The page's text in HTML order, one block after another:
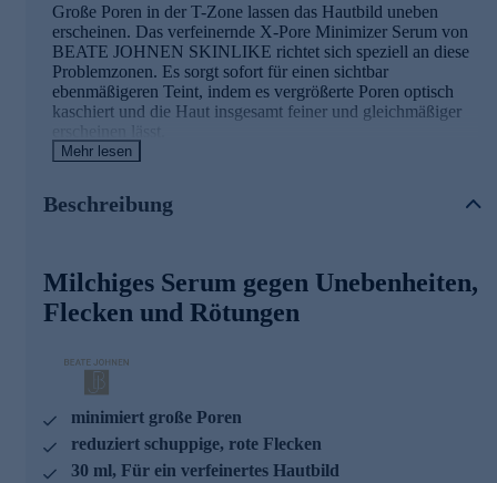
Große Poren in der T-Zone lassen das Hautbild uneben
erscheinen. Das verfeinernde X-Pore Minimizer Serum von
BEATE JOHNEN SKINLIKE richtet sich speziell an diese
Problemzonen. Es sorgt sofort für einen sichtbar
ebenmäßigeren Teint, indem es vergrößerte Poren optisch
kaschiert und die Haut insgesamt feiner und gleichmäßiger
weitere Vergrößerung vor. Das Ergebnis: Ein extra seidiges,
Die Wirkstoffe und Ihre Beauty-Benefits
PoreTectTM
Innovativer Wirkstoff für mehr Festigkeit, Leuchtkraft und
Dichte der Haut.
Verringert das Porenvolumen
Stärkt die Struktur der Porenwände
Fördert ein samtig-glattes Hautbild
Verbessert die Hautdichte
Mehr lesen
Beschreibung
Milchiges Serum gegen Unebenheiten,
Flecken und Rötungen
minimiert große Poren
reduziert schuppige, rote Flecken
30 ml, Für ein verfeinertes Hautbild